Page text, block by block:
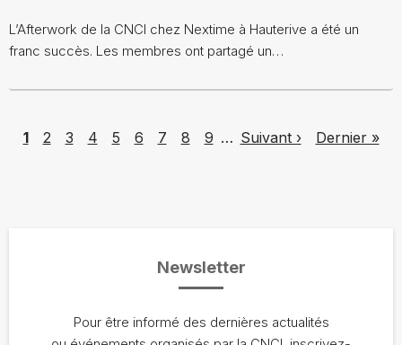
L’Afterwork de la CNCI chez Nextime à Hauterive a été un
franc succès. Les membres ont partagé un…
Page
1 Page
2 Page
3 Page
4 Page
5 Page
6 Page
7 Page
8 Page
9 … Next page
Suivant › Last page
Dernier »
Newsletter
Pour être informé des dernières actualités